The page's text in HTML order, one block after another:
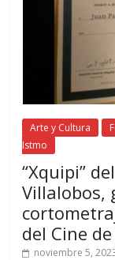
Arte y Cultura
Istmo
“Xquipi”
Villalobos,
del Cine
noviembre 5,